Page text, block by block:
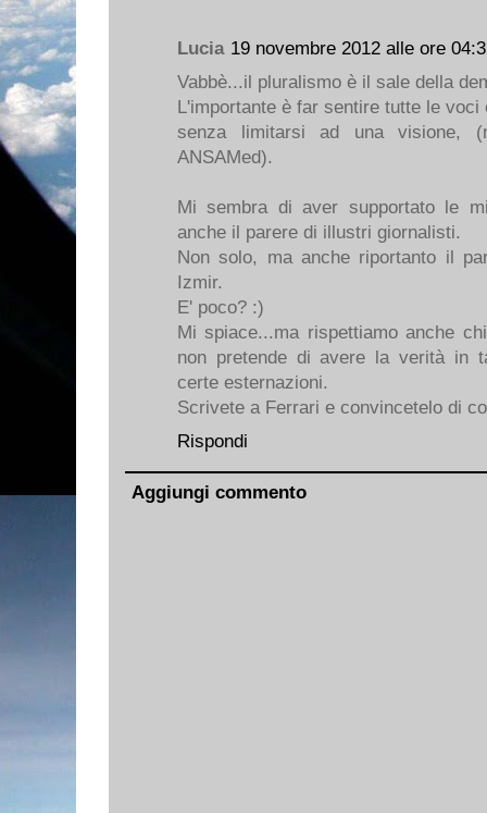
Lucia 19 novembre 2012 alle ore
Vabbè...il pluralismo è il sale della
L'importante è far sentire tutte le voci
senza limitarsi ad una visione,
ANSAMed).
Mi sembra di aver supportato le
anche il parere di illustri giornalisti.
Non solo, ma anche riportanto il
Izmir.
E' poco? :)
Mi spiace...ma rispettiamo anche
non pretende di avere la verità in
certe esternazioni.
Scrivete a Ferrari e convincetelo di
Rispondi
Aggiungi commento